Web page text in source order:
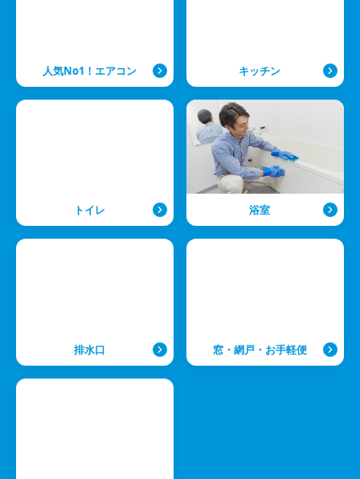
人気No1！エアコン キッチン
トイレ 浴室
排水口 窓・網戸・お手軽便